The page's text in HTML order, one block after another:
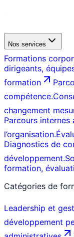
Nos services
Formations
dirigeants,
formation
compétence.
changement
Parcours internes
l’organisation.
Diagnostics de
développement.
formation,
Catégories de
Leadership et
développement